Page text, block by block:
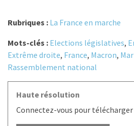
Rubriques : La France en marche
Mots-clés : Elections législatives,
Extrême droite, France, Macron,
Rassemblement national
Haute résolution
Connectez-vous pour télécharger